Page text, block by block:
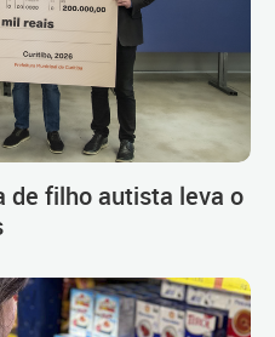
de filho autista leva o